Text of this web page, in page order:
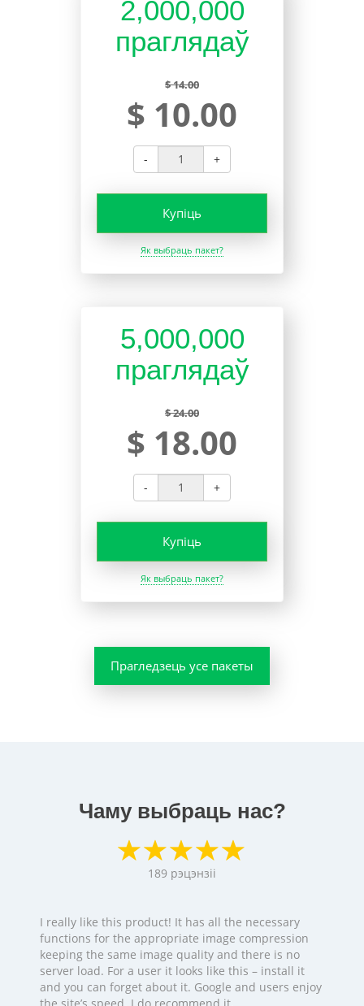
2,000,000
праглядаў
$ 14.00
$ 10.00
- +
Купіць
Як выбраць пакет?
5,000,000
праглядаў
$ 24.00
$ 18.00
- +
Купіць
Як выбраць пакет?
Прагледзець усе пакеты
Чаму выбраць нас?
189 рэцэнзіі
I really like this product! It has all the necessary
functions for the appropriate image compression
keeping the same image quality and there is no
server load. For a user it looks like this – install it
and you can forget about it. Google and users enjoy
the site’s speed. I do recommend it.